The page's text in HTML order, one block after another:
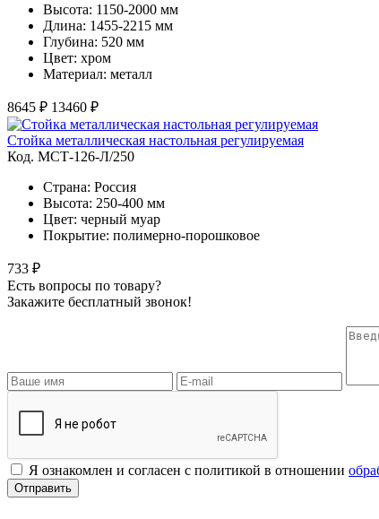
Высота: 1150-2000 мм
Длина: 1455-2215 мм
Глубина: 520 мм
Цвет: хром
Материал: металл
8645 ₽ 13460 ₽
Стойка металлическая настольная регулируемая
Код. MСТ-126-Л/250
Страна: Россия
Высота: 250-400 мм
Цвет: черный муар
Покрытие: полимерно-порошковое
733 ₽
Есть вопросы по товару?
Закажите бесплатный звонок!
Я ознакомлен и согласен с политикой в отношении